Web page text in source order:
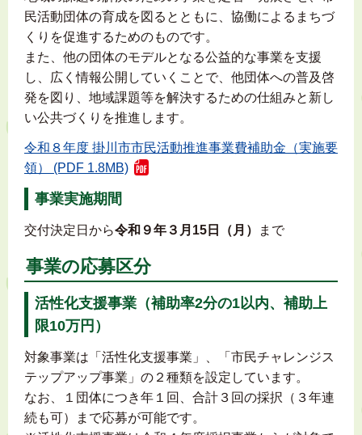
民活動団体の育成を図るとともに、協働によるまちづ
くりを促進するためのものです。
また、他の団体のモデルとなる公益的な事業を支援
し、広く情報公開していくことで、他団体への普及啓
発を図り、地域課題等を解決するための仕組みと新し
い公共づくりを推進します。
令和８年度 掛川市市民活動推進事業費補助金（実施要
領） (PDF 1.8MB)
事業実施期間
交付決定日から令和９年３月15日（月） まで
事業の応募区分
活性化支援事業（補助率2分の1以内、補助上
限10万円）
対象事業は「活性化支援事業」、「市民チャレンジス
テップアップ事業」の２種類を設定しています。
なお、１団体につき年１回、合計３回の採択（３年連
続も可）まで応募が可能です。